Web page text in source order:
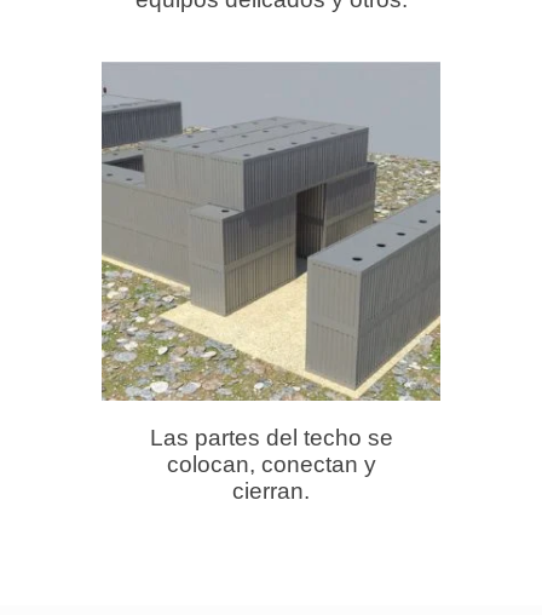
Las partes del techo se
colocan, conectan y
cierran.